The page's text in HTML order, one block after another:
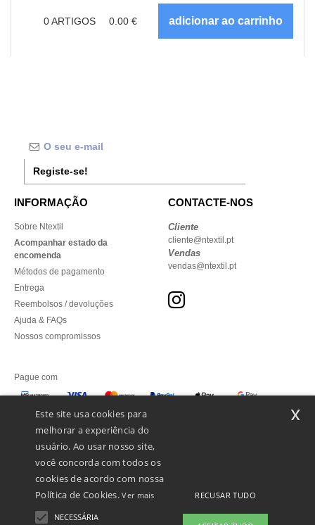
0ARTIGOS 0.00 €
Registe-se!
INFORMAÇÃO
Sobre Ntextil
Acompanhar estado da
encomenda
Métodos de pagamento
Entrega
Reembolsos / devoluções
Ajuda & FAQs
Nossos compromissos
CONTACTE-NOS
Cliente
cliente@ntextil.pt
Vendas
vendas@ntextil.pt
Pague com
Enviamos com
Este site usa cookies para
melhorar a experiência do
usuário. Ao usar nosso site,
você concorda com todos os
cookies de acordo com nossa
Política de Cookies.Ver mais
NECESSÁRIA
RECUSAR TUDO
x